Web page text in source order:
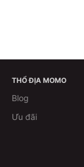
THỔ ĐỊA MOMO
Blog
Ưu đãi